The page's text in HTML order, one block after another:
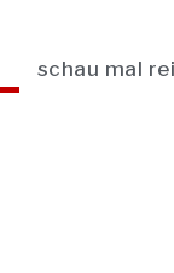
schau mal